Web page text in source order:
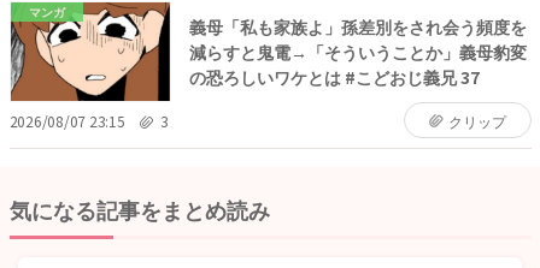
マンガ
義母「私も家族よ」孫差別をされ会う頻度を
減らすと鬼電→「そういうことか」義母豹変
の恐ろしいワケとは #こどおじ義兄 37
2026/08/07 23:15 3 クリップ
気になる記事をまとめ読み